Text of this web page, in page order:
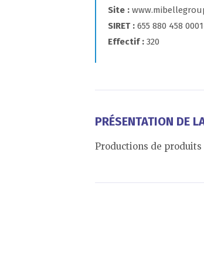
Site
SIRET
655 880 458
Effectif
320
PRÉSENTATION DE
Productions de